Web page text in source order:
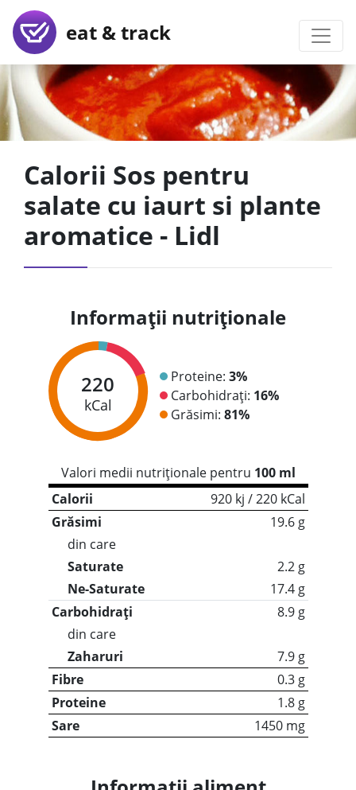
eat & track
Calorii Sos pentru
salate cu iaurt si plante
aromatice - Lidl
Informații nutriționale
220
kCal
Proteine: 3%
Carbohidrați: 16%
Grăsimi: 81%
Valori medii nutriționale pentru 100 ml
Calorii
920 kj / 220 kCal
Grăsimi
19.6 g
din care
Saturate
2.2 g
Ne-Saturate
17.4 g
Carbohidrați
8.9 g
din care
Zaharuri
7.9 g
Fibre
0.3 g
Proteine
1.8 g
Sare
1450 mg